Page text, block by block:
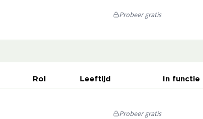
Probeer gratis
Rol Leeftijd In functie
Probeer gratis